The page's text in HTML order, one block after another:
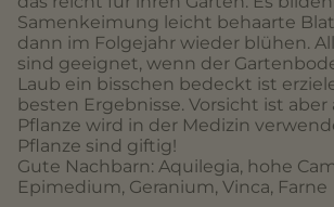
Samenkeimung leicht behaarte
dann im Folgejahr wieder blühen.
sind geeignet, wenn der
Laub ein bisschen bedeckt ist
besten Ergebnisse. Vorsicht ist
Pflanze wird in der Medizin
Pflanze sind giftig!
Gute Nachbarn: Aquilegia, hohe
Epimedium, Geranium, Vinca, Farne